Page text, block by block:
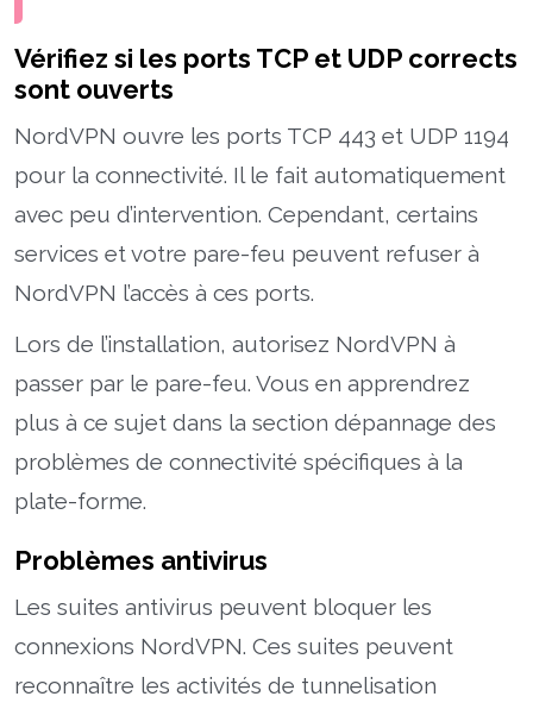
Vérifiez si les ports TCP et UDP corrects
sont ouverts
NordVPN ouvre les ports TCP 443 et UDP 1194
pour la connectivité. Il le fait automatiquement
avec peu d’intervention. Cependant, certains
services et votre pare-feu peuvent refuser à
NordVPN l’accès à ces ports.
Lors de l’installation, autorisez NordVPN à
passer par le pare-feu. Vous en apprendrez
plus à ce sujet dans la section dépannage des
problèmes de connectivité spécifiques à la
plate-forme.
Problèmes antivirus
Les suites antivirus peuvent bloquer les
connexions NordVPN. Ces suites peuvent
reconnaître les activités de tunnelisation